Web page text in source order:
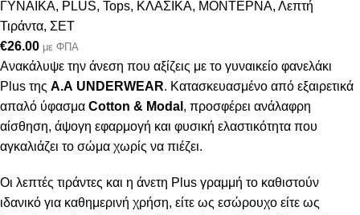
ΓΥΝΑΙΚΑ, PLUS, Tops, ΚΛΑΣΙΚΑ, ΜΟΝΤΕΡΝΑ, Λεπτή
Τιράντα, ΣΕΤ
€26.00 με ΦΠΑ
Ανακάλυψε την άνεση που αξίζεις με το γυναικείο φανελάκι
Plus της Α.Α UNDERWEAR. Κατασκευασμένο από εξαιρετικά
απαλό ύφασμα Cotton & Modal , προσφέρει ανάλαφρη
αίσθηση, άψογη εφαρμογή και φυσική ελαστικότητα που
αγκαλιάζει το σώμα χωρίς να πιέζει.
Οι λεπτές τιράντες και η άνετη Plus γραμμή το καθιστούν
ιδανικό για καθημερινή χρήση, είτε ως εσώρουχο είτε ως